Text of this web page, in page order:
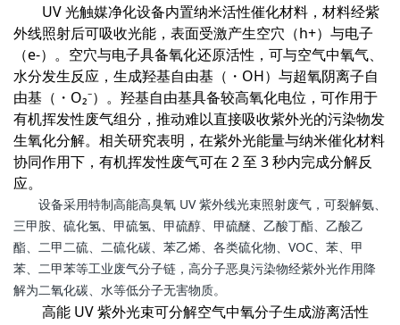
UV 光触媒净化设备内置纳米活性催化材料，材料经紫
外线照射后可吸收光能，表面受激产生空穴（h+）与电子
（e-）。空穴与电子具备氧化还原活性，可与空气中氧气、
水分发生反应，生成羟基自由基（・OH）与超氧阴离子自
由基（・O₂⁻）。羟基自由基具备较高氧化电位，可作用于
有机挥发性废气组分，推动难以直接吸收紫外光的污染物发
生氧化分解。相关研究表明，在紫外光能量与纳米催化材料
协同作用下，有机挥发性废气可在 2 至 3 秒内完成分解反
应。
设备采用特制高能高臭氧 UV 紫外线光束照射废气，可裂解氨、
三甲胺、硫化氢、甲硫氢、甲硫醇、甲硫醚、乙酸丁酯、乙酸乙
酯、二甲二硫、二硫化碳、苯乙烯、各类硫化物、VOC、苯、甲
苯、二甲苯等工业废气分子链，高分子恶臭污染物经紫外光作用降
解为二氧化碳、水等低分子无害物质。
高能 UV 紫外光束可分解空气中氧分子生成游离活性